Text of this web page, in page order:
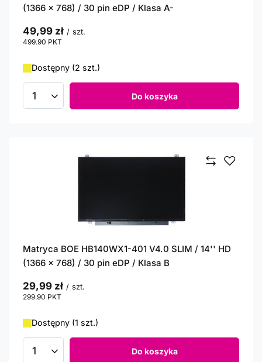
(1366 x 768) / 30 pin eDP / Klasa A-
49,99 zł / szt.
499.90 PKT
Dostępny (2 szt.)
Ilość produktów Do koszyka
Matryca BOE HB140WX1-401 V4.0 SLIM / 14'' HD
(1366 x 768) / 30 pin eDP / Klasa B
29,99 zł / szt.
299.90 PKT
Dostępny (1 szt.)
Ilość produktów Do koszyka